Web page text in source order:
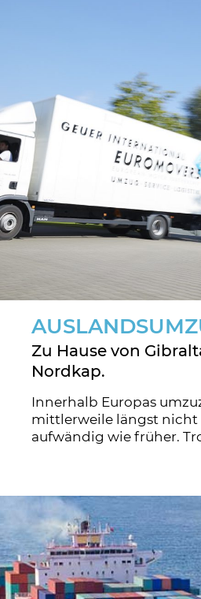
Zu Hause von
Nordkap.
Innerhalb Europas
mittlerweile längst nicht
aufwändig wie früher.